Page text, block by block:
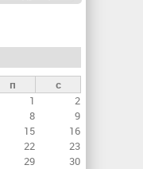
п
с
1
2
8
9
15
16
22
23
29
30